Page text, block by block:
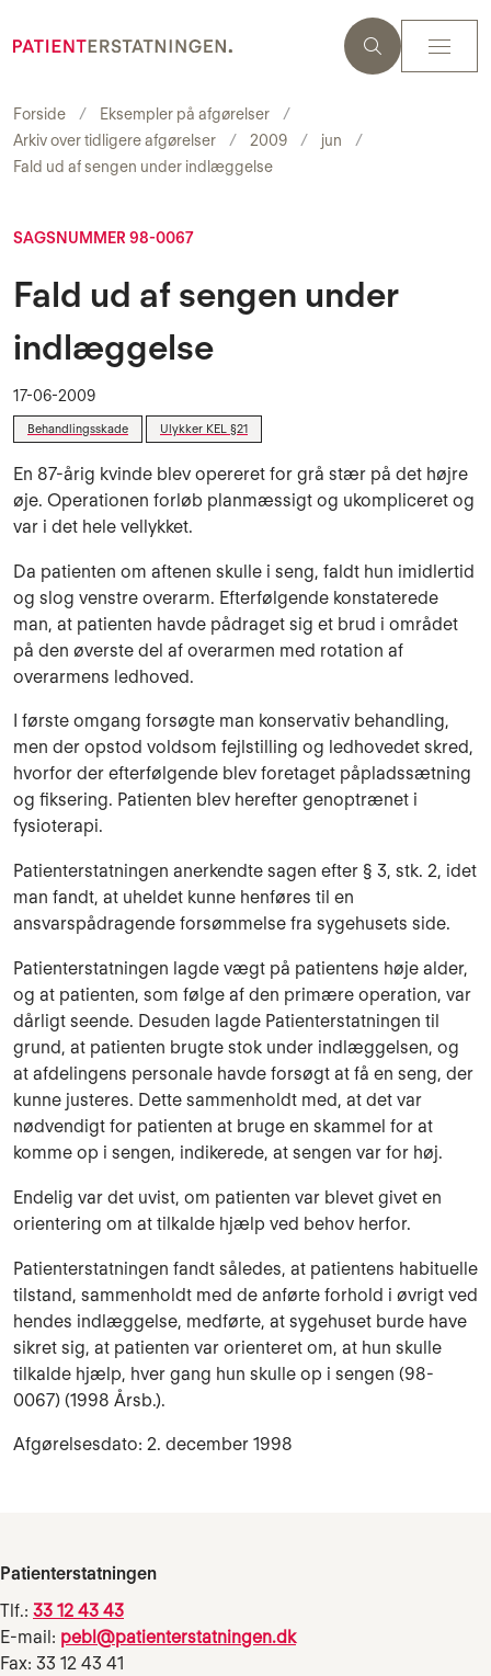
Forside
Eksempler på afgørelser
Arkiv over tidligere afgørelser
2009
jun
Fald ud af sengen under indlæggelse
SAGSNUMMER 98-0067
Fald ud af sengen under
indlæggelse
17-06-2009
Behandlingsskade Ulykker KEL §21
En 87-årig kvinde blev opereret for grå stær på det højre
øje. Operationen forløb planmæs­sigt og ukompliceret og
var i det hele vellykket.
Da patienten om aftenen skulle i seng, faldt hun imidlertid
og slog venstre overarm. Efterfølgende konstaterede
man, at patienten havde pådraget sig et brud i området
på den øverste del af overarmen med rotation af
overarmens ledhoved.
I første omgang forsøgte man konservativ behandling,
men der opstod voldsom fejlstilling og ledhovedet skred,
hvorfor der efterfølgende blev foretaget påplads­sætning
og fiksering. Patienten blev herefter genoptrænet i
fysioterapi.
Patienterstatningen anerkendte sagen efter § 3, stk. 2, idet
man fandt, at uheldet kunne henføres til en
ansvarspådragende forsømmelse fra sygehusets side.
Patienterstatningen lagde vægt på patientens høje alder,
og at patienten, som følge af den primære operation, var
dårligt seende. Desuden lagde Patienterstatningen til
grund, at patien­ten brugte stok under indlæggelsen, og
at afdelingens personale havde forsøgt at få en seng, der
kunne justeres. Dette sammenholdt med, at det var
nødvendigt for patienten at bruge en skammel for at
komme op i sengen, indike­rede, at sengen var for høj.
Endelig var det uvist, om patienten var blevet givet en
orientering om at tilkalde hjælp ved behov herfor.
Patienterstatningen fandt således, at patientens habituelle
tilstand, sammenholdt med de anførte forhold i øvrigt ved
hendes indlæggelse, medførte, at sygehuset burde have
sikret sig, at patienten var orienteret om, at hun skulle
tilkalde hjælp, hver gang hun skulle op i sengen (98-
0067) (1998 Årsb.).
Afgørelsesdato: 2. december 1998
Patienterstatningen
Tlf.: 33 12 43 43
E-mail: pebl@patienterstatningen.dk
Fax: 33 12 43 41